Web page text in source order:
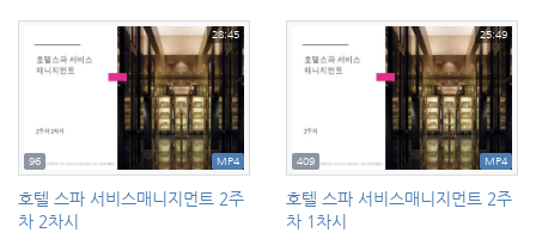
96 MP4
28:45
호텔 스파 서비스매니지먼트 2주
차 2차시
409 MP4
25:49
호텔 스파 서비스매니지먼트 2주
차 1차시